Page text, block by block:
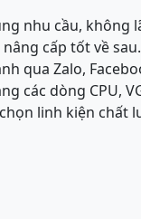
nhu cầu, không
cấp tốt về sau.
qua Zalo,
các dòng CPU,
linh kiện chất